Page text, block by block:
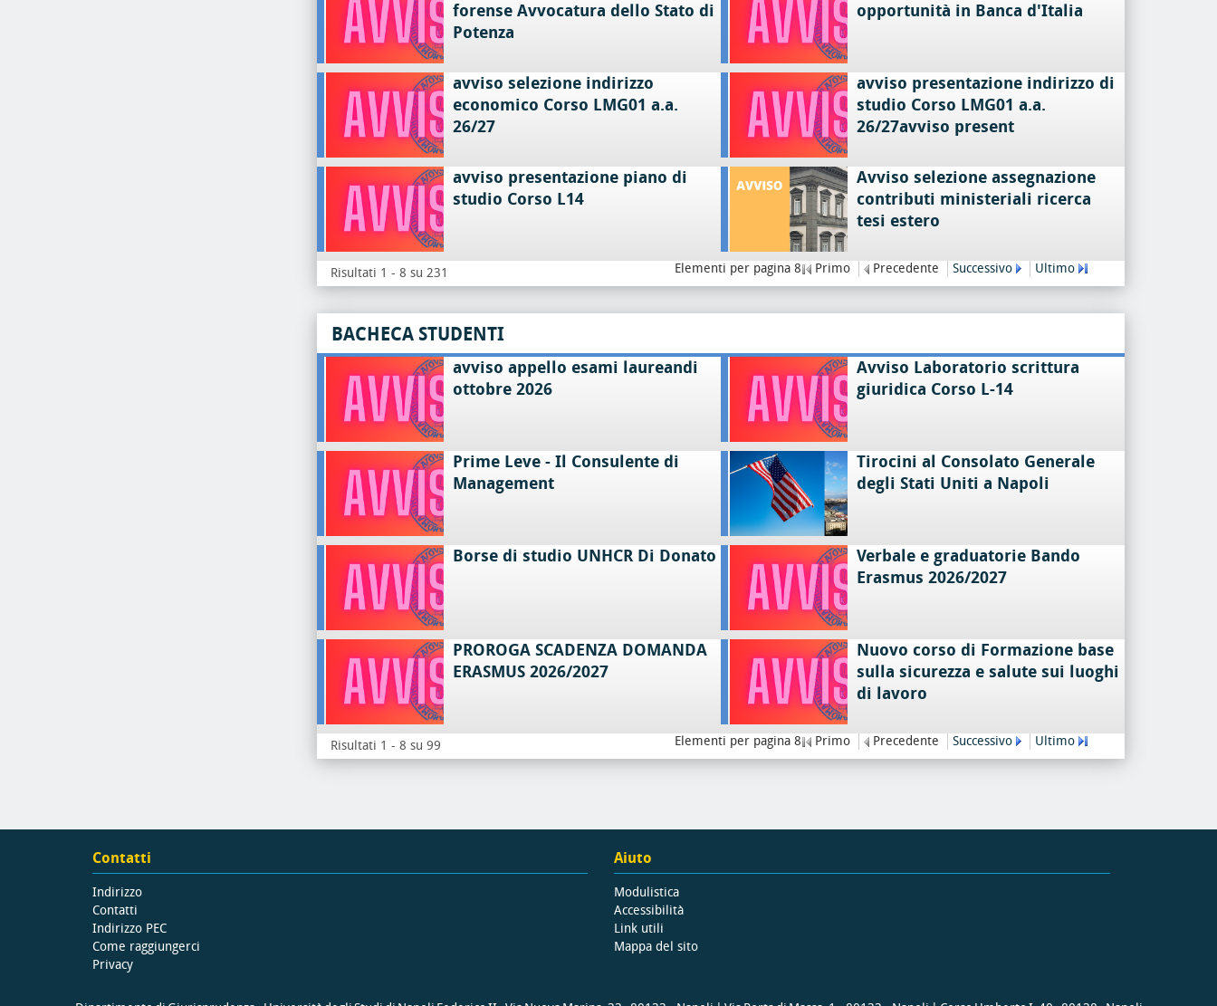
forense Avvocatura dello Stato di
Potenza
opportunità in Banca d'Italia
avviso selezione indirizzo
economico Corso LMG01 a.a.
26/27
avviso presentazione indirizzo di
studio Corso LMG01 a.a.
26/27avviso present
avviso presentazione piano di
studio Corso L14
Avviso selezione assegnazione
contributi ministeriali ricerca
tesi estero
Risultati 1 - 8 su 231 Elementi per pagina 8 Primo Precedente Successivo Ultimo
BACHECA STUDENTI
avviso appello esami laureandi
ottobre 2026
Avviso Laboratorio scrittura
giuridica Corso L-14
Prime Leve - Il Consulente di
Management
Tirocini al Consolato Generale
degli Stati Uniti a Napoli
Borse di studio UNHCR Di Donato
Verbale e graduatorie Bando
Erasmus 2026/2027
PROROGA SCADENZA DOMANDA
ERASMUS 2026/2027
Nuovo corso di Formazione base
sulla sicurezza e salute sui luoghi
di lavoro
Risultati 1 - 8 su 99 Elementi per pagina 8 Primo Precedente Successivo Ultimo
Contatti
Indirizzo
Contatti
Indirizzo PEC
Come raggiungerci
Privacy
Aiuto
Modulistica
Accessibilità
Link utili
Mappa del sito